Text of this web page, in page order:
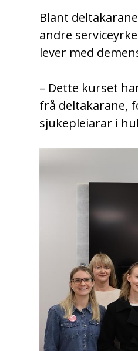
Blant
andre
lever med
– Dette kurset
frå deltakarane,
sjukepleiarar i